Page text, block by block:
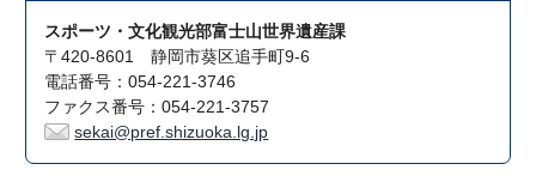
スポーツ・文化観光部富士山世界遺産課
〒420-8601 静岡市葵区追手町9-6
電話番号：054-221-3746
ファクス番号：054-221-3757
sekai@pref.shizuoka.lg.jp